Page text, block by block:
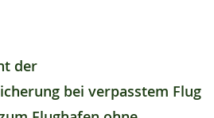
der
bei verpasstem Flug